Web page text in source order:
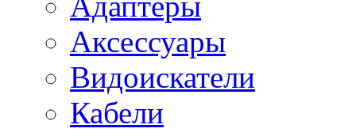
Аксессуары
Видоискатели
Кабели